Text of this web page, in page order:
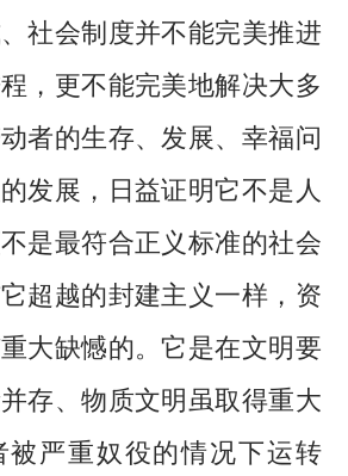
社会制度并不能完美推进
，更不能完美地解决大多
者的生存、发展、幸福问
发展，日益证明它不是人
是最符合正义标准的社会
超越的封建主义一样，资
大缺憾的。它是在文明要
存、物质文明虽取得重大
严重奴役的情况下运转